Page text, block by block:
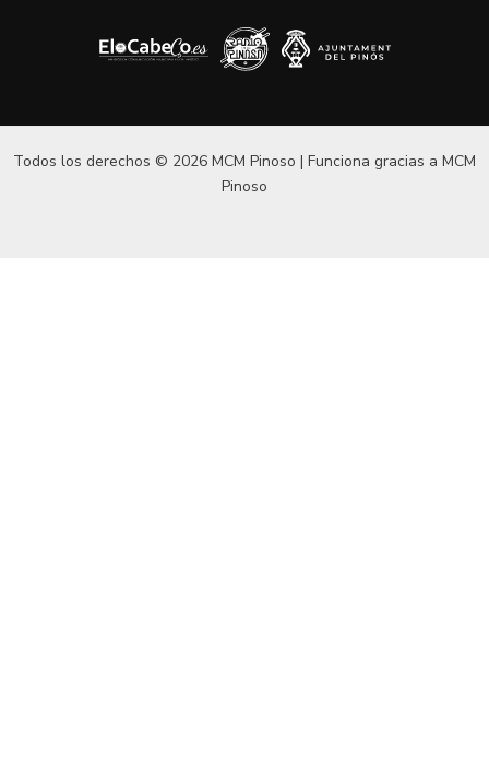
Todos los derechos © 2026 MCM Pinoso | Funciona gracias a MCM
Pinoso